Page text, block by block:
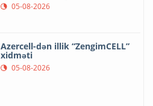
05-08-2026
Azercell-dən illik “ZengimCELL”
xidməti
05-08-2026